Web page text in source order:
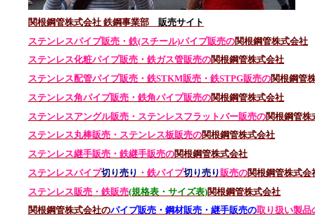
関根鋼管株式会社 鉄鋼事業部 販売サイト
ステンレスパイプ販売・鉄(スチール)パイプ販売の関根鋼管株式会社
ステンレス化粧パイプ販売・鉄ガス管販売の関根鋼管株式会社
ステンレス配管パイプ販売・鉄STKM販売・鉄STPG販売の関根鋼管
ステンレス角パイプ販売・鉄角パイプ販売の関根鋼管株式会社
ステンレスアングル販売・ ステンレスフラットバー販売の関根鋼管株
ステンレス丸棒販売・ ステンレス板販売の関根鋼管株式会社
ステンレス継手販売・鉄継手販売の関根鋼管株式会社
ステンレスパイプ切り売り ・鉄パイプ切り売り販売の関根鋼管株式会
ステンレス販売・鉄販売(規格表・サイズ表)関根鋼管株式会社
関根鋼管株式会社のパイプ販売・鋼材販売・継手販売の取り扱い製品